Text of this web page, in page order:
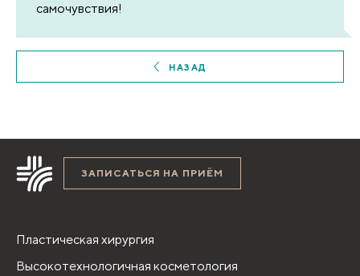
самочувствия!
НАЗАД
ЗАПИСАТЬСЯ НА ПРИЁМ
Пластическая хирургия
Высокотехнологичная косметология